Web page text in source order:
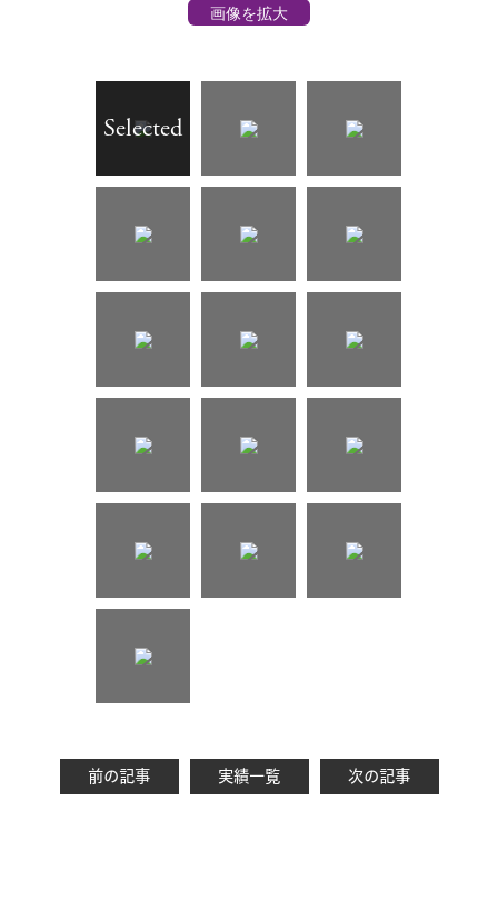
画像を拡大
前の記事 実績一覧 次の記事